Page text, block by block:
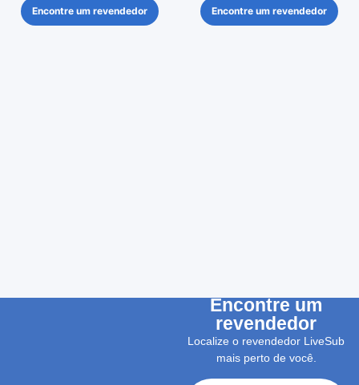
Encontre um revendedor Encontre um revendedor
Encontre um
revendedor
Localize o revendedor LiveSub
mais perto de você.